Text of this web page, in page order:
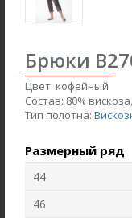
Брюки
Цвет: кофейный
Состав: 80%
Тип полотна:
Размерный ряд
44
46